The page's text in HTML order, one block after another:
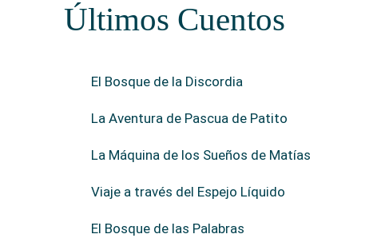
Últimos Cuentos
El Bosque de la Discordia
La Aventura de Pascua de Patito
La Máquina de los Sueños de Matías
Viaje a través del Espejo Líquido
El Bosque de las Palabras